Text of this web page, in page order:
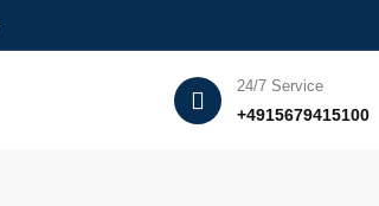
24/7 Service
+4915679415100